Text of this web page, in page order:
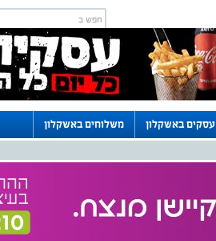
עסקים באשקלון משלוחים באשקלון